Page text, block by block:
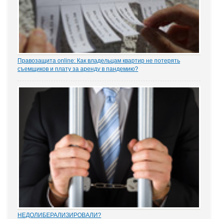
Правозащита online: Как владельцам квартир не потерять
съемщиков и плату за аренду в пандемию?
юрисконсульт проектов судебной практики Ольга Старых.
НEДОЛИБЕРАЛИЗИРОВАЛИ?